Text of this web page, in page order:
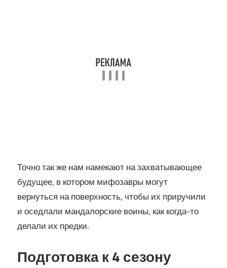
Точно так же нам намекают на захватывающее
будущее, в котором мифозавры могут
вернуться на поверхность, чтобы их приручили
и оседлали мандалорские воины, как когда-то
делали их предки.
Подготовка к 4 сезону